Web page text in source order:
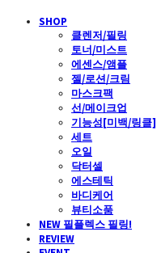
SHOP
클렌저/필링
토너/미스트
에센스/앰플
젤/로션/크림
마스크팩
선/메이크업
기능성[미백/링클]
세트
오일
닥터셀
에스테틱
바디케어
뷰티소품
NEW 필플렉스 필링!
REVIEW